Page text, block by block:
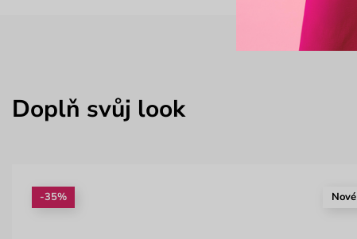
Doplň svůj look
-35% Nové